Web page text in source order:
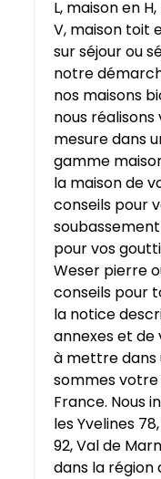
L, maison en H,
V, maison toit
sur séjourou
notre
nos maisons
nous
mesuredans
gamme
la maison de
conseils pour
pour vos
Weser pierre
conseils pour
la notice
annexes et de
à mettre dans
sommes
France. Nous
lesYvelines 78,
92,Val de
dans la région